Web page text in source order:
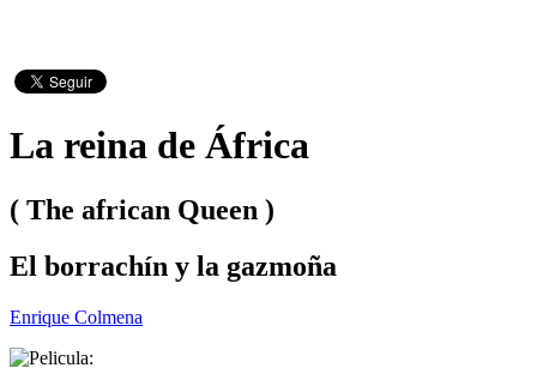
La reina de África
( The african Queen )
El borrachín y la gazmoña
Enrique Colmena